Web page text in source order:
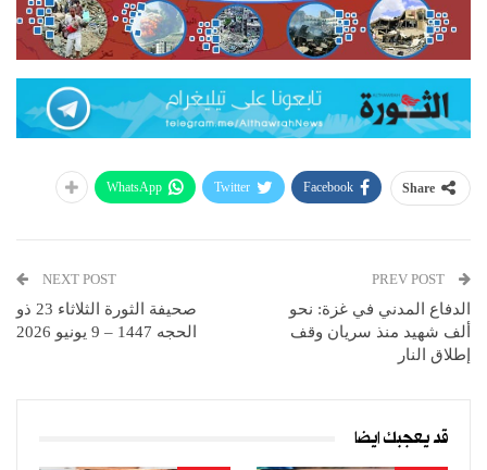
Share
Facebook
Twitter
WhatsApp
الدفاع المدني في غزة: نحو
ألف شهيد منذ سريان وقف
إطلاق النار
NEXT POST
صحيفة الثورة الثلاثاء 23 ذو
الحجه 1447 – 9 يونيو 2026
قد يعجبك ايضا